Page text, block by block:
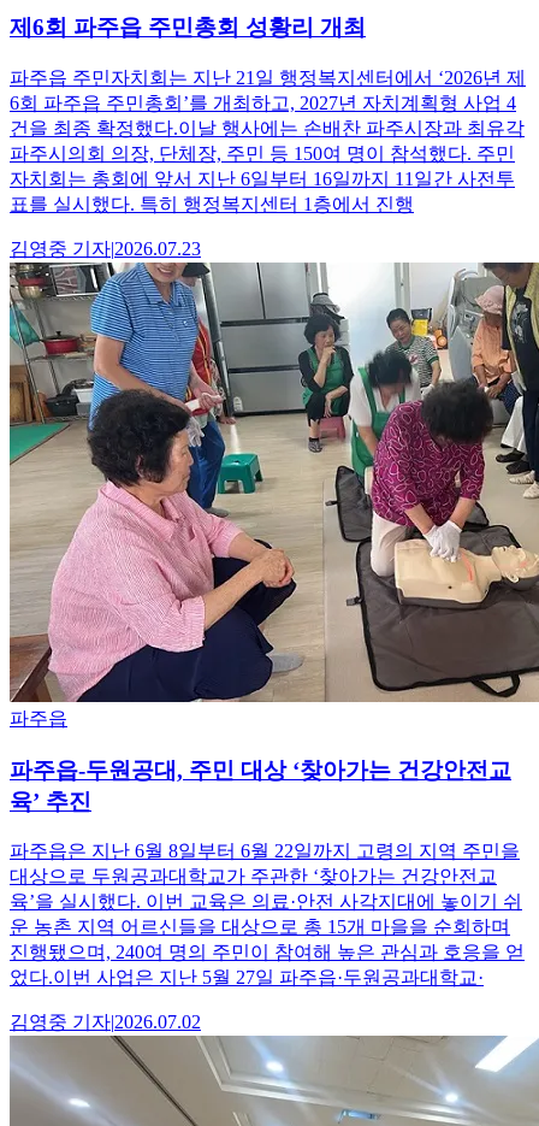
제6회 파주읍 주민총회 성황리 개최
파주읍 주민자치회는 지난 21일 행정복지센터에서 ‘2026년 제
6회 파주읍 주민총회’를 개최하고, 2027년 자치계획형 사업 4
건을 최종 확정했다.이날 행사에는 손배찬 파주시장과 최유각
파주시의회 의장, 단체장, 주민 등 150여 명이 참석했다. 주민
자치회는 총회에 앞서 지난 6일부터 16일까지 11일간 사전투
표를 실시했다. 특히 행정복지센터 1층에서 진행
김영중 기자|2026.07.23
파주읍
파주읍-두원공대, 주민 대상 ‘찾아가는 건강안전교
육’ 추진
파주읍은 지난 6월 8일부터 6월 22일까지 고령의 지역 주민을
대상으로 두원공과대학교가 주관한 ‘찾아가는 건강안전교
육’을 실시했다. 이번 교육은 의료·안전 사각지대에 놓이기 쉬
운 농촌 지역 어르신들을 대상으로 총 15개 마을을 순회하며
진행됐으며, 240여 명의 주민이 참여해 높은 관심과 호응을 얻
었다.이번 사업은 지난 5월 27일 파주읍·두원공과대학교·
김영중 기자|2026.07.02